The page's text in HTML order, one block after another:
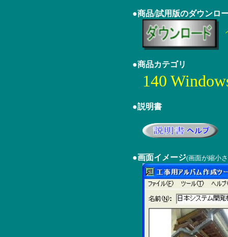
●商品/試用版のダウンロ
●商品カテゴリ
140
●説明書
●画面イメージ(画面が縮小